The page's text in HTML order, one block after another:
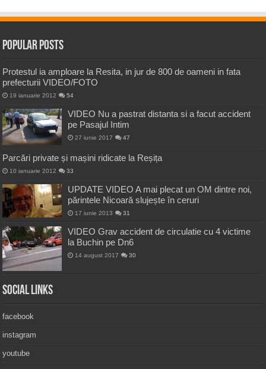
Popular Posts
Protestul ia amploare la Resita, in jur de 800 de oameni in fata
prefecturii VIDEO/FOTO
19 ianuarie 2012 54
VIDEO Nu a pastrat distanta si a facut accident
pe Pasajul Intim
27 iunie 2017 47
Parcări private și mașini ridicate la Reșița
10 ianuarie 2012 33
UPDATE VIDEO A mai plecat un OM dintre noi,
părintele Nicoară slujește în ceruri
17 iunie 2013 31
VIDEO Grav accident de circulatie cu 4 victime
la Buchin pe Dn6
14 august 2017 30
Social Links
facebook
instagram
youtube